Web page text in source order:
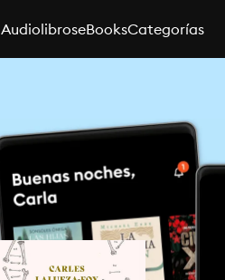
AudiolibroseBooksCategorías